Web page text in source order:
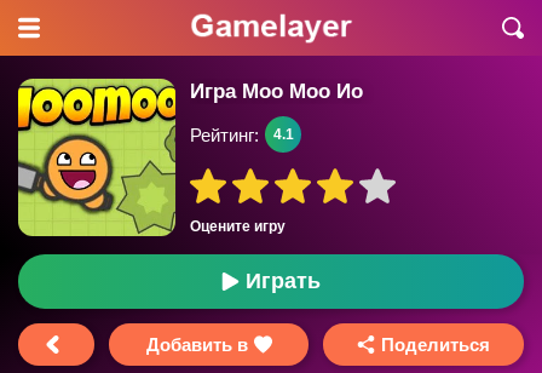
Игра Моо Моо Ио
Оцените игру
Рейтинг: 4.1
Играть
Добавить в Поделиться